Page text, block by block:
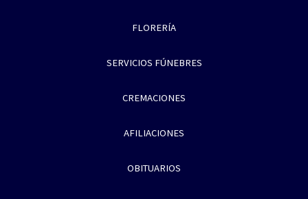
FLORERÍA
SERVICIOS FÚNEBRES
CREMACIONES
AFILIACIONES
OBITUARIOS